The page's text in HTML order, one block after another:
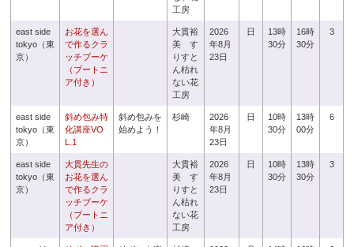
工房
east side
tokyo（東
京）
お花を選ん
で作るクラ
ッチブーケ
（ブートニ
ア付き）
大貫裕
美 す
りすと
ん枯れ
ない花
工房
2026
年8月
23日
日
13時
30分
16時
30分
3
east side
tokyo（東
京）
斜め包み特
化講座VO
L.1
斜め包みを
始めよう！
杉崎
2026
年8月
23日
日
10時
30分
13時
00分
6
east side
tokyo（東
京）
大貫先生の
お花を選ん
で作るクラ
ッチブーケ
（ブートニ
ア付き）
大貫裕
美 す
りすと
ん枯れ
ない花
工房
2026
年8月
23日
日
10時
30分
13時
30分
3